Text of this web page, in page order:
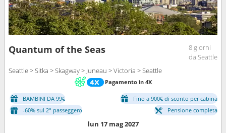
Quantum of the Seas
8 giorni
da Seattle
Seattle > Sitka > Skagway > Juneau > Victoria > Seattle
Pagamento in 4X
BAMBINI DA 99€
Fino a 900€ di sconto per cabina
-60% sul 2° passeggero
Pensione completa
lun 17 mag 2027